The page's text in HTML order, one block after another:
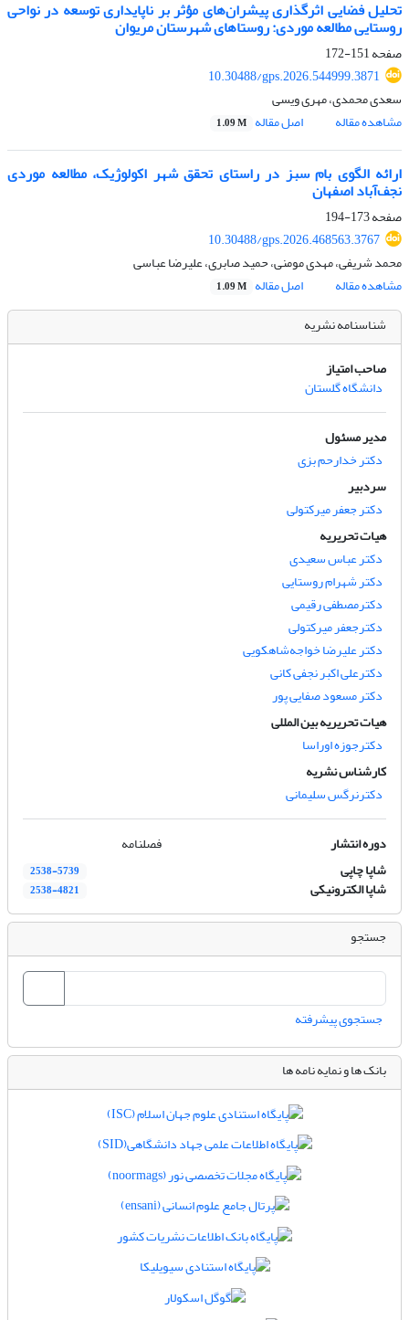
تحلیل فضایی اثرگذاری پیشران‌های مؤثر بر ناپایداری توسعه در نواحی
روستاییمطالعه موردی: روستاهای شهرستان مریوان
صفحه151-172
10.30488/gps.2026.544999.3871
سعدی محمدی، مهری ویسی
مشاهده مقاله
اصل مقاله 1.09 M
ارائه الگوی بام سبز در راستای تحقق شهر اکولوژیک،مطالعه موردی
نجف‌آباد اصفهان
صفحه173-194
10.30488/gps.2026.468563.3767
محمد شریفی، مهدی مومنی، حمید صابری، علیرضا عباسی
مشاهده مقاله
اصل مقاله 1.09 M
شناسنامه نشریه
صاحب امتیاز
دانشگاه گلستان
مدیر مسئول
دکتر خدارحم بزی
سردبیر
دکتر جعفر میرکتولی
هیات تحریریه
دکتر عباس سعیدی
دکتر شهرام روستایی
دکترمصطفی رقیمی
دکترجعفر میرکتولی
دکتر علیرضا خواجه‌شاهکویی
دکترعلی اکبر نجفی کانی
دکتر مسعود صفایی پور
هیات تحریریه بین المللی
دکترجوزه اوراسا
کارشناس نشریه
دکترنرگس سلیمانی
دوره انتشار
فصلنامه
شاپا چاپی
2538-5739
شاپا الکترونیکی 2538-4821
جستجو
جستجوی پیشرفته
بانک ها و نمایه نامه ها